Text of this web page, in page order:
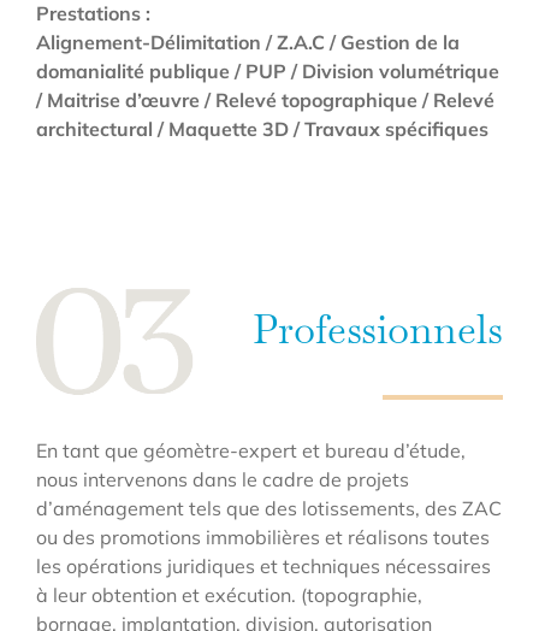
Prestations :
Alignement-Délimitation / Z.A.C / Gestion de la
domanialité publique / PUP / Division volumétrique
/ Maitrise d’œuvre / Relevé topographique / Relevé
architectural / Maquette 3D / Travaux spécifiques
Professionnels
En tant que géomètre-expert et bureau d’étude,
nous intervenons dans le cadre de projets
d’aménagement tels que des lotissements, des ZAC
ou des promotions immobilières et réalisons toutes
les opérations juridiques et techniques nécessaires
à leur obtention et exécution. (topographie,
bornage, implantation, division, autorisation